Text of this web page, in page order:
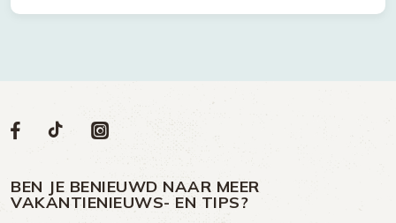
Volg
op
Social
Volg
op
Facebook
Volg
op
TikTok
Volg
op
Instagram
BEN JE BENIEUWD NAAR MEER
VAKANTIENIEUWS- EN TIPS?